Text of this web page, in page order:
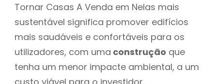
Tornar Casas A Venda em Nelas mais
sustentável significa promover edifícios
mais saudáveis e confortáveis para os
utilizadores, com uma construção que
tenha um menor impacte ambiental, a um